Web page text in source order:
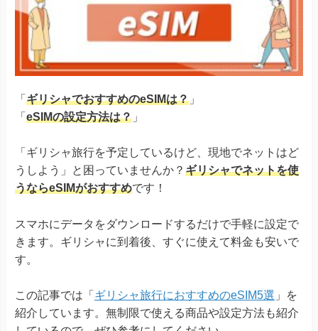
「 ギリシャでおすすめのeSIMは？ 」
「 eSIMの設定方法は？ 」
「ギリシャ旅行を予定しているけど、現地でネットはど
うしよう」と困っていませんか？ ギリシャでネットを使
うならeSIMがおすすめです！
スマホにデータをダウンロードするだけで手軽に設定で
きます。ギリシャに到着後、すぐに使えて料金も安いで
す。
この記事では「 ギリシャ旅行におすすめのeSIM5選 」を
紹介しています。無制限で使える商品や設定方法も紹介